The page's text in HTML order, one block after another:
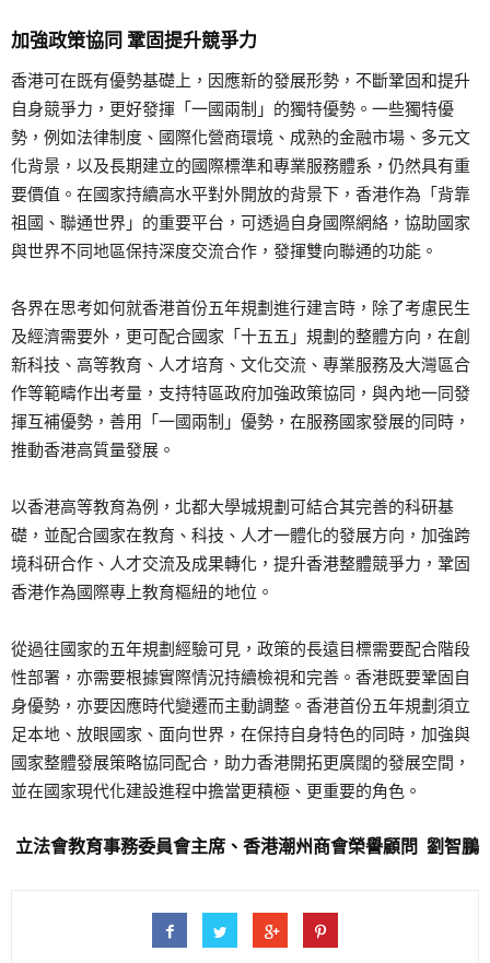
加強政策協同 鞏固提升競爭力
香港可在既有優勢基礎上，因應新的發展形勢，不斷鞏固和提升
自身競爭力，更好發揮「一國兩制」的獨特優勢。一些獨特優
勢，例如法律制度、國際化營商環境、成熟的金融市場、多元文
化背景，以及長期建立的國際標準和專業服務體系，仍然具有重
要價值。在國家持續高水平對外開放的背景下，香港作為「背靠
祖國、聯通世界」的重要平台，可透過自身國際網絡，協助國家
與世界不同地區保持深度交流合作，發揮雙向聯通的功能。
各界在思考如何就香港首份五年規劃進行建言時，除了考慮民生
及經濟需要外，更可配合國家「十五五」規劃的整體方向，在創
新科技、高等教育、人才培育、文化交流、專業服務及大灣區合
作等範疇作出考量，支持特區政府加強政策協同，與內地一同發
揮互補優勢，善用「一國兩制」優勢，在服務國家發展的同時，
推動香港高質量發展。
以香港高等教育為例，北都大學城規劃可結合其完善的科研基
礎，並配合國家在教育、科技、人才一體化的發展方向，加強跨
境科研合作、人才交流及成果轉化，提升香港整體競爭力，鞏固
香港作為國際專上教育樞紐的地位。
從過往國家的五年規劃經驗可見，政策的長遠目標需要配合階段
性部署，亦需要根據實際情況持續檢視和完善。香港既要鞏固自
身優勢，亦要因應時代變遷而主動調整。香港首份五年規劃須立
足本地、放眼國家、面向世界，在保持自身特色的同時，加強與
國家整體發展策略協同配合，助力香港開拓更廣闊的發展空間，
並在國家現代化建設進程中擔當更積極、更重要的角色。
立法會教育事務委員會主席、香港潮州商會榮譽顧問 劉智鵬